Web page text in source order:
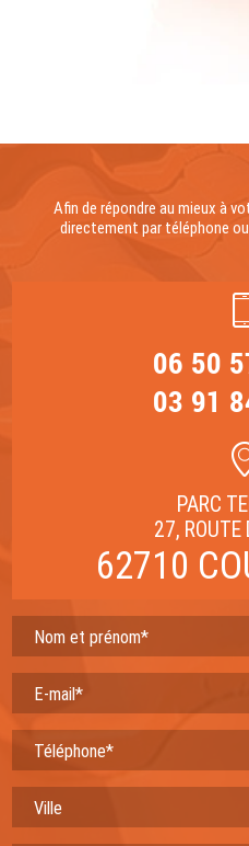
Afin de répondre au mieux à
directement par téléphone
06 50
03 91
PARC
27, ROUTE
62710
Nom et prénom*
E-mail*
Téléphone*
Ville